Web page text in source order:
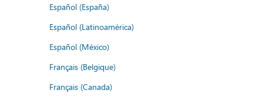
Español (España)
Español (Latinoamérica)
Español (México)
Français (Belgique)
Français (Canada)